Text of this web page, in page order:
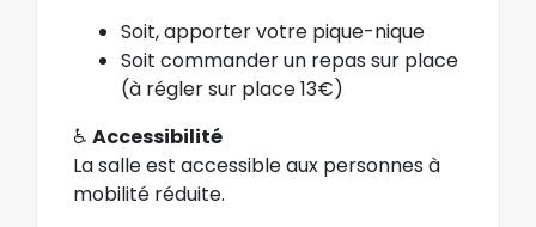
Soit, apporter votre pique-nique
Soit commander un repas sur place
(à régler sur place 13€)
♿ Accessibilité
La salle est accessible aux personnes à
mobilité réduite.